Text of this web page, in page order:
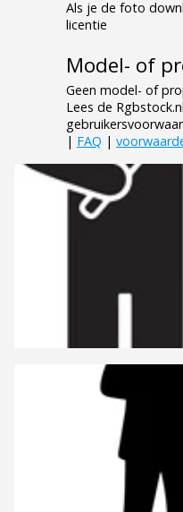
Als je de foto
licentie
Model- of
Geen model- of
Lees de
| FAQ |